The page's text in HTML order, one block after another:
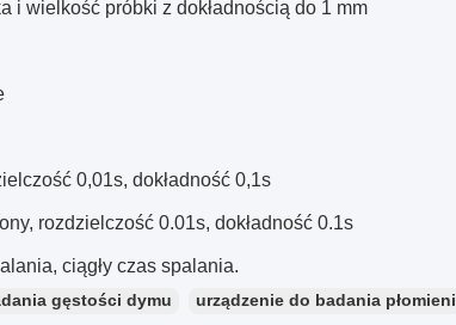
i wielkość próbki z dokładnością do 1 mm
0,01s, dokładność 0,1s
rozdzielczość 0.01s, dokładność 0.1s
ciągły czas spalania.
gęstości dymu urządzenie do badania płomieni